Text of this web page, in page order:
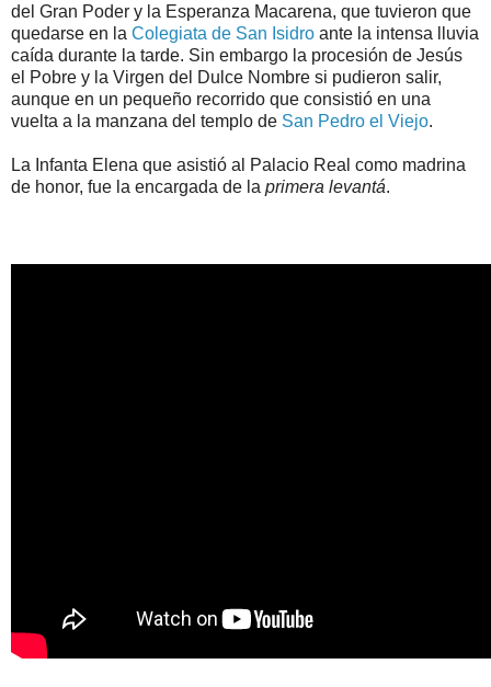
del Gran Poder y la Esperanza Macarena, que tuvieron que
quedarse en la Colegiata de San Isidro ante la intensa lluvia
caída durante la tarde. Sin embargo la procesión de Jesús
el Pobre y la Virgen del Dulce Nombre si pudieron salir,
aunque en un pequeño recorrido que consistió en una
vuelta a la manzana del templo de San Pedro el Viejo.
La Infanta Elena que asistió al Palacio Real como madrina
de honor, fue la encargada de la primera levantá.